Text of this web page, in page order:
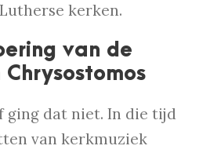
kerken.
van de
ging dat niet. In die tijd
van kerkmuziek